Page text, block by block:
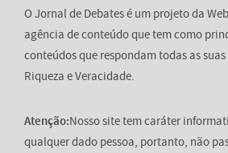
O Jornal de Debates é um projeto da
agência de conteúdo que tem como
conteúdos que respondam todas as
Riqueza e Veracidade.
Atenção:Nosso site tem caráter
qualquer dado pessoa, portanto, não